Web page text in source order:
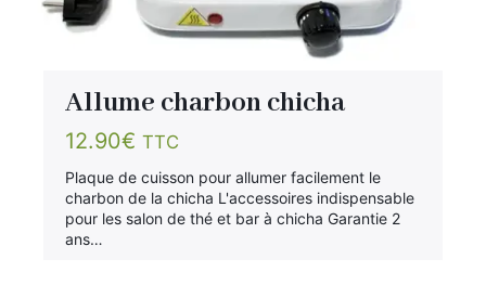
Allume charbon chicha
12.90€ TTC
Plaque de cuisson pour allumer facilement le
charbon de la chicha L'accessoires indispensable
pour les salon de thé et bar à chicha Garantie 2
ans…